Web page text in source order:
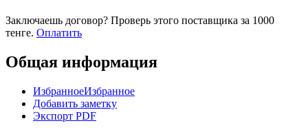
Заключаешь договор? Проверь этого поставщика за 1000
тенге. Оплатить
Общая информация
ИзбранноеИзбранное
Добавить заметку
Экспорт PDF